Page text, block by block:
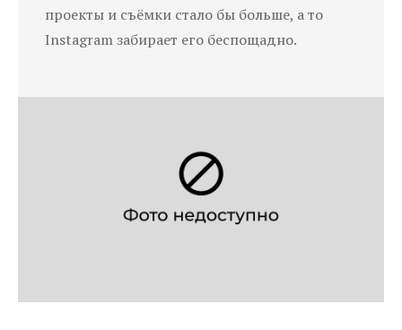
проекты и съёмки стало бы больше, а то
Instagram забирает его беспощадно.